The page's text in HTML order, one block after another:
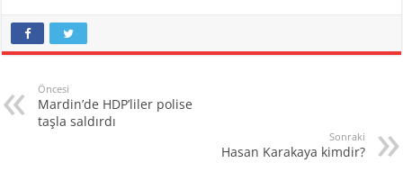
Öncesi
Mardin’de HDP’liler polise
taşla saldırdı
Sonraki
Hasan Karakaya kimdir?